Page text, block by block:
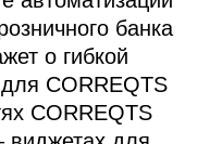
банка
о гибкой
CORREQTS
CORREQTS